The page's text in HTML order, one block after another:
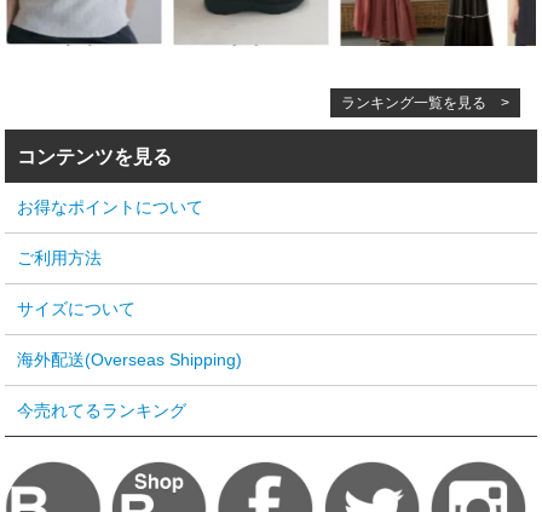
ランキング一覧を見る >
コンテンツを見る
お得なポイントについて
ご利用方法
サイズについて
海外配送(Overseas Shipping)
今売れてるランキング